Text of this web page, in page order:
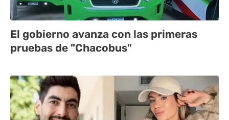
El gobierno avanza con las primeras
pruebas de "Chacobus"